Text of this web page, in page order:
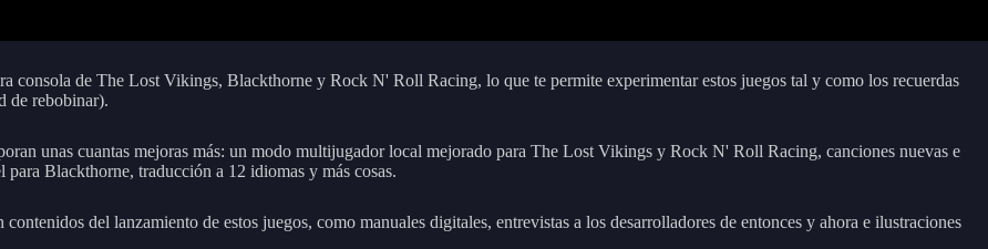
consola de The Lost Vikings, Blackthorne y Rock N' Roll Racing, lo que te permite experimentar estos juegos tal y como los recuerdas
de rebobinar).
unas cuantas mejoras más: un modo multijugador local mejorado para The Lost Vikings y Rock N' Roll Racing, canciones nuevas e
Blackthorne, traducción a 12 idiomas y más cosas.
del lanzamiento de estos juegos, como manuales digitales, entrevistas a los desarrolladores de entonces y ahora e ilustraciones